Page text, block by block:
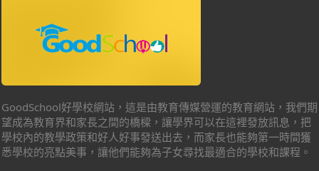
GoodSchool好學校網站，這是由教育傳媒營運的教育網站，我們期
望成為教育界和家長之間的橋樑，讓學界可以在這裡發放訊息，把
學校內的教學政策和好人好事發送出去，而家長也能夠第一時間獲
悉學校的亮點美事，讓他們能夠為子女尋找最適合的學校和課程。